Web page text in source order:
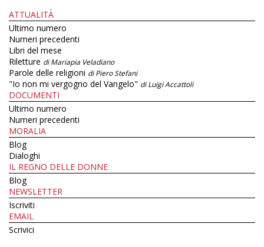
ATTUALITÀ
Ultimo numero
Numeri precedenti
Libri del mese
Riletture di Mariapia Veladiano
Parole delle religioni di Piero Stefani
"Io non mi vergogno del Vangelo" di Luigi Accattoli
DOCUMENTI
Ultimo numero
Numeri precedenti
MORALIA
Blog
Dialoghi
IL REGNO DELLE DONNE
Blog
NEWSLETTER
Iscriviti
EMAIL
Scrivici